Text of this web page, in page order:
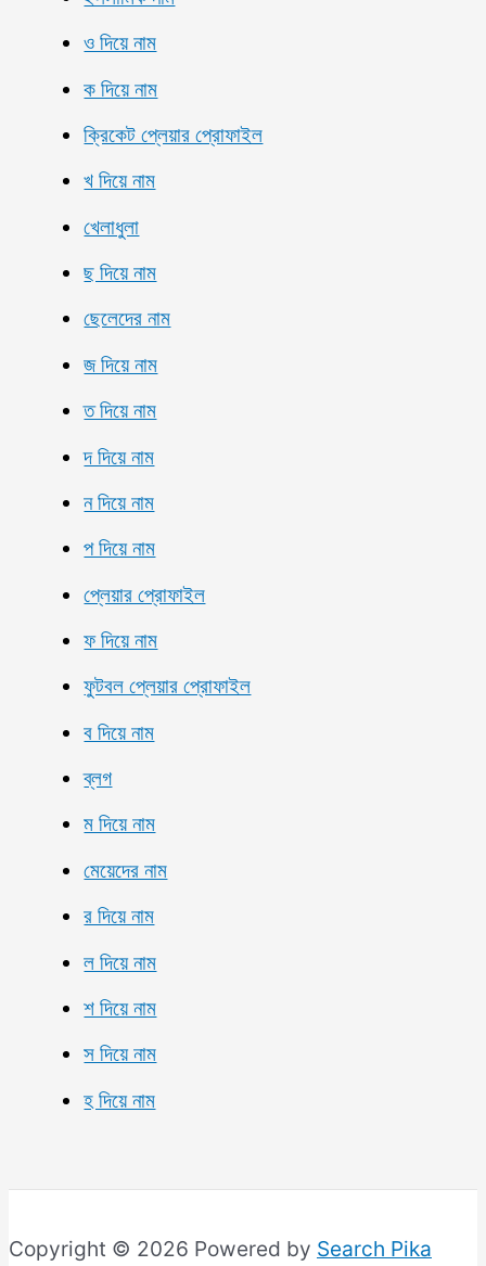
ও দিয়ে নাম
ক দিয়ে নাম
ক্রিকেট প্লেয়ার প্রোফাইল
খ দিয়ে নাম
খেলাধুলা
ছ দিয়ে নাম
ছেলেদের নাম
জ দিয়ে নাম
ত দিয়ে নাম
দ দিয়ে নাম
ন দিয়ে নাম
প দিয়ে নাম
প্লেয়ার প্রোফাইল
ফ দিয়ে নাম
ফুটবল প্লেয়ার প্রোফাইল
ব দিয়ে নাম
ব্লগ
ম দিয়ে নাম
মেয়েদের নাম
র দিয়ে নাম
ল দিয়ে নাম
শ দিয়ে নাম
স দিয়ে নাম
হ দিয়ে নাম
Copyright © 2026 Powered by Search Pika